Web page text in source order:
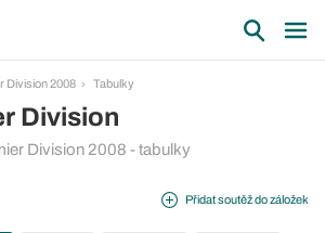
Division 2008 Tabulky
Division
Division 2008 - tabulky
Přidat soutěž do záložek